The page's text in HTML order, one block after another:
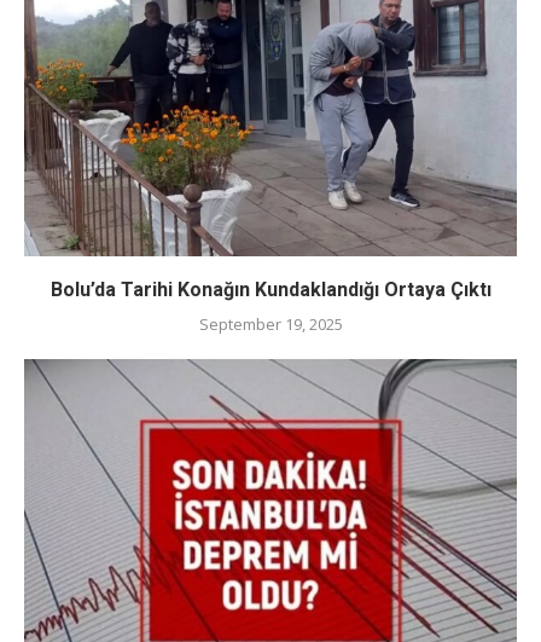
Bolu’da Tarihi Konağın Kundaklandığı Ortaya Çıktı
September 19, 2025